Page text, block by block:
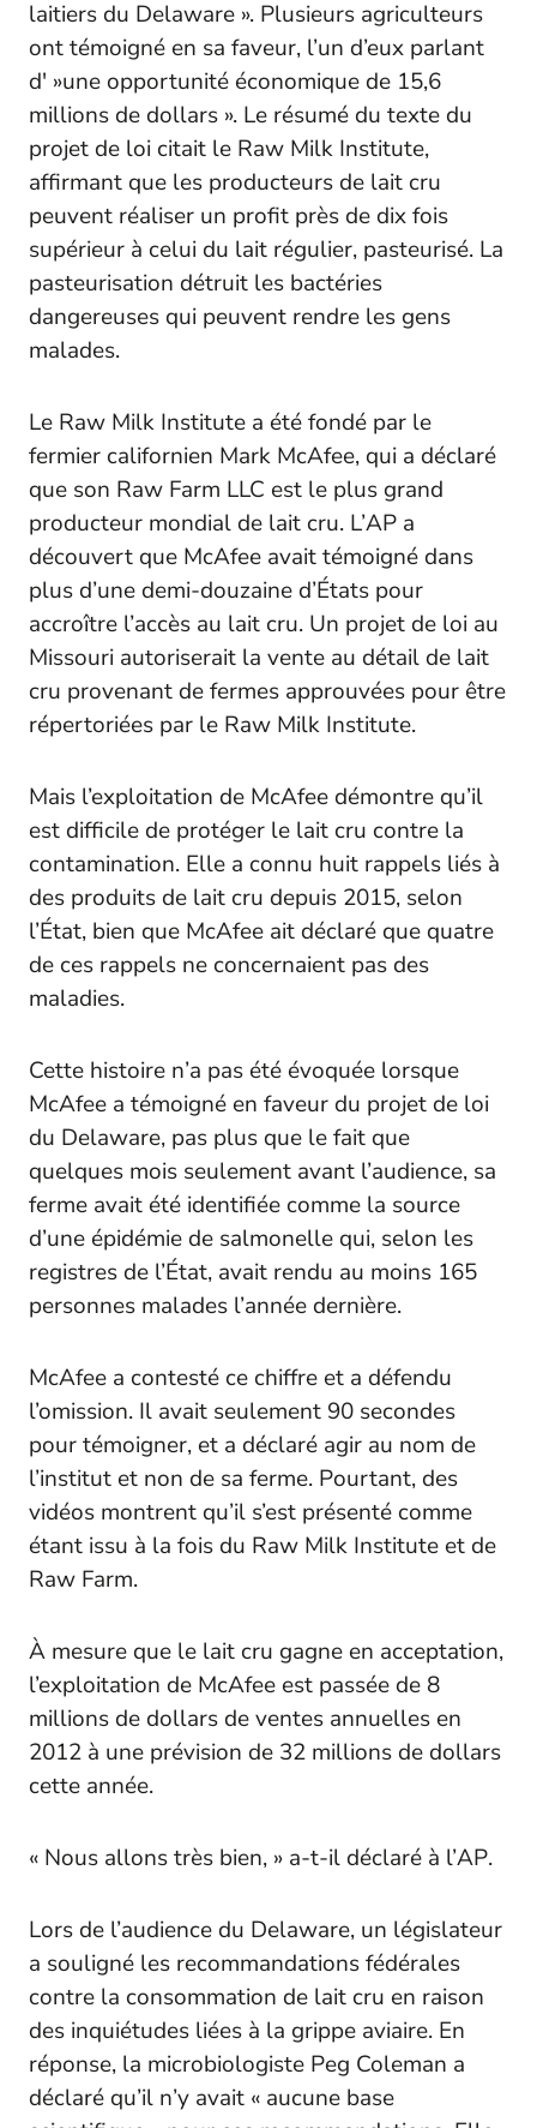
laitiers du Delaware ». Plusieurs agriculteurs
ont témoigné en sa faveur, l’un d’eux parlant
d' »une opportunité économique de 15,6
millions de dollars ». Le résumé du texte du
projet de loi citait le Raw Milk Institute,
affirmant que les producteurs de lait cru
peuvent réaliser un profit près de dix fois
supérieur à celui du lait régulier, pasteurisé. La
pasteurisation détruit les bactéries
dangereuses qui peuvent rendre les gens
malades.
Le Raw Milk Institute a été fondé par le
fermier californien Mark McAfee, qui a déclaré
que son Raw Farm LLC est le plus grand
producteur mondial de lait cru. L’AP a
découvert que McAfee avait témoigné dans
plus d’une demi-douzaine d’États pour
accroître l’accès au lait cru. Un projet de loi au
Missouri autoriserait la vente au détail de lait
cru provenant de fermes approuvées pour être
répertoriées par le Raw Milk Institute.
Mais l’exploitation de McAfee démontre qu’il
est difficile de protéger le lait cru contre la
contamination. Elle a connu huit rappels liés à
des produits de lait cru depuis 2015, selon
l’État, bien que McAfee ait déclaré que quatre
de ces rappels ne concernaient pas des
maladies.
Cette histoire n’a pas été évoquée lorsque
McAfee a témoigné en faveur du projet de loi
du Delaware, pas plus que le fait que
quelques mois seulement avant l’audience, sa
ferme avait été identifiée comme la source
d’une épidémie de salmonelle qui, selon les
registres de l’État, avait rendu au moins 165
personnes malades l’année dernière.
McAfee a contesté ce chiffre et a défendu
l’omission. Il avait seulement 90 secondes
pour témoigner, et a déclaré agir au nom de
l’institut et non de sa ferme. Pourtant, des
vidéos montrent qu’il s’est présenté comme
étant issu à la fois du Raw Milk Institute et de
Raw Farm.
À mesure que le lait cru gagne en acceptation,
l’exploitation de McAfee est passée de 8
millions de dollars de ventes annuelles en
2012 à une prévision de 32 millions de dollars
cette année.
« Nous allons très bien, » a-t-il déclaré à l’AP.
Lors de l’audience du Delaware, un législateur
a souligné les recommandations fédérales
contre la consommation de lait cru en raison
des inquiétudes liées à la grippe aviaire. En
réponse, la microbiologiste Peg Coleman a
déclaré qu’il n’y avait « aucune base